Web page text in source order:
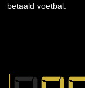
betaald voetbal.